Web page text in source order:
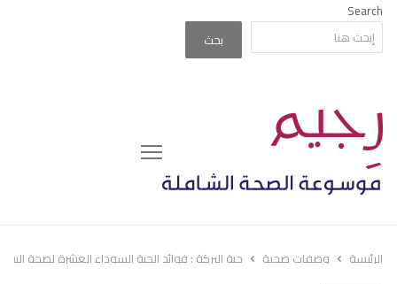
Search
بحث
Menu
الرئيسة وصفات صحية حبة البركة : فوائد الحبة السوداء العشرة لصحة